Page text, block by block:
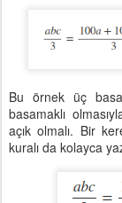
Bu örnek üç
basamaklı
açık olmalı. Bir
kuralı da kolayca